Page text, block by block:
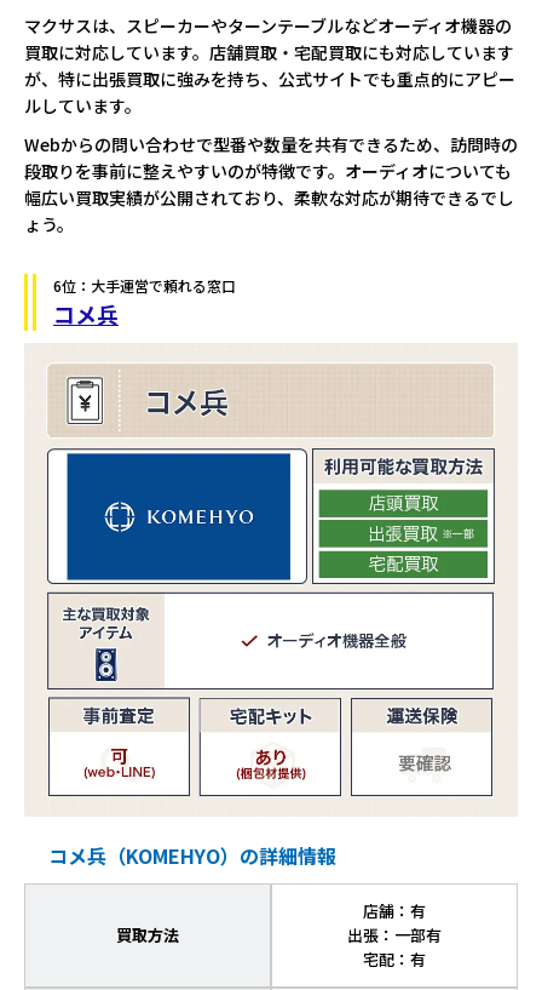
マクサスは、スピーカーやターンテーブルなどオーディオ機器の
買取に対応しています。店舗買取・宅配買取にも対応しています
が、特に出張買取に強みを持ち、公式サイトでも重点的にアピー
ルしています。
Webからの問い合わせで型番や数量を共有できるため、訪問時の
段取りを事前に整えやすいのが特徴です。オーディオについても
幅広い買取実績が公開されており、柔軟な対応が期待できるでし
ょう。
6位：大手運営で頼れる窓口
コメ兵
コメ兵（KOMEHYO）の詳細情報
買取方法
店舗：有
出張：一部有
宅配：有